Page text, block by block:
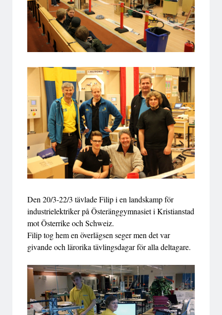
Den 20/3-22/3 tävlade Filip i en landskamp för
industrielektriker på Österänggymnasiet i Kristianstad
mot Österrike och Schweiz.
Filip tog hem en överlägsen seger men det var
givande och lärorika tävlingsdagar för alla deltagare.